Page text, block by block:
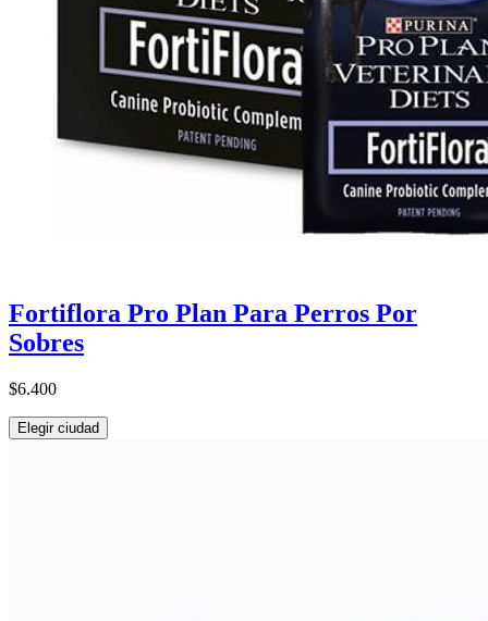
Fortiflora Pro Plan Para Perros Por
Sobres
$6.400
Elegir ciudad